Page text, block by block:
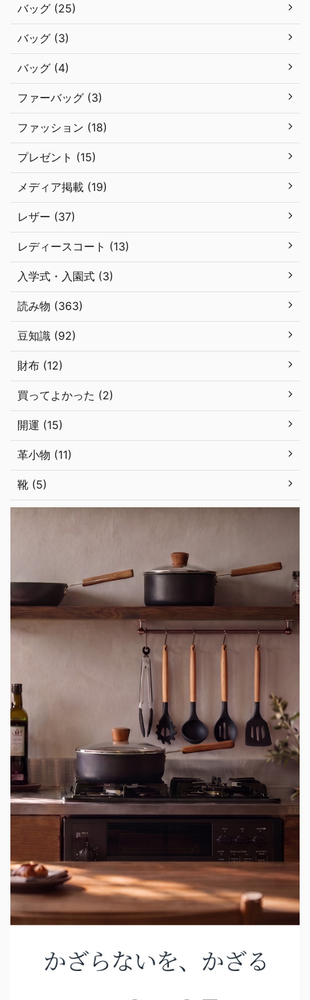
バッグ (25)
バッグ (3)
バッグ (4)
ファーバッグ (3)
ファッション (18)
プレゼント (15)
メディア掲載 (19)
レザー (37)
レディースコート (13)
入学式・入園式 (3)
読み物 (363)
豆知識 (92)
財布 (12)
買ってよかった (2)
開運 (15)
革小物 (11)
靴 (5)